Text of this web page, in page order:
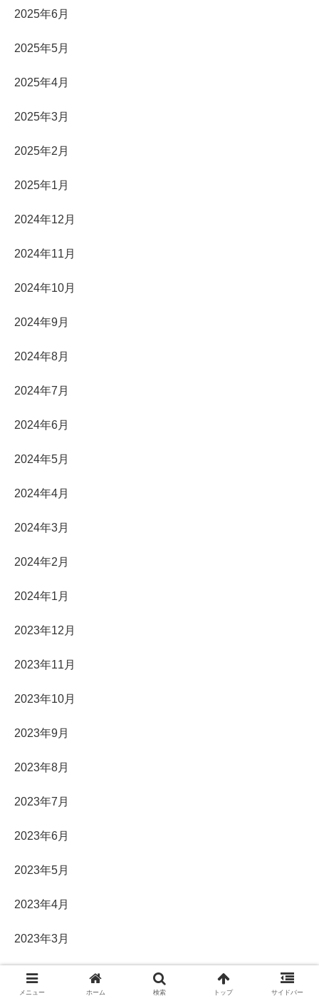
2025年6月
2025年5月
2025年4月
2025年3月
2025年2月
2025年1月
2024年12月
2024年11月
2024年10月
2024年9月
2024年8月
2024年7月
2024年6月
2024年5月
2024年4月
2024年3月
2024年2月
2024年1月
2023年12月
2023年11月
2023年10月
2023年9月
2023年8月
2023年7月
2023年6月
2023年5月
2023年4月
2023年3月
2023年2月
メニュー ホーム 検索 トップ サイドバー